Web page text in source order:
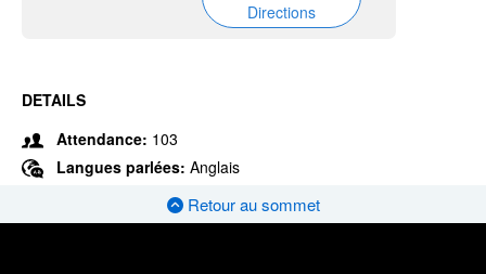
Directions
DETAILS
Attendance: 103
Langues parlées: Anglais
Retour au sommet